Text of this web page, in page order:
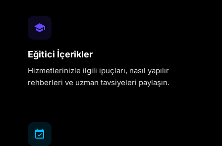
Eğitici İçerikler
Hizmetlerinizle ilgili ipuçları, nasıl yapılır
rehberleri ve uzman tavsiyeleri paylaşın.